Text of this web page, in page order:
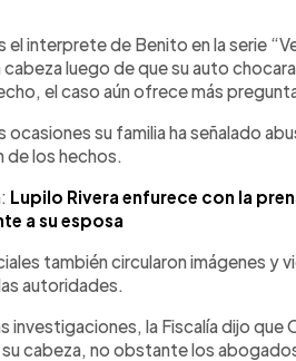
el interprete de Benito en la serie
cabeza luego de que su auto
el caso aún ofrece más
ocasiones su familia ha señalado
de los hechos.
Lupilo Rivera enfurece con la
a su esposa
también circularon imágenes y
autoridades.
investigaciones, la Fiscalía dijo
cabeza, no obstante los